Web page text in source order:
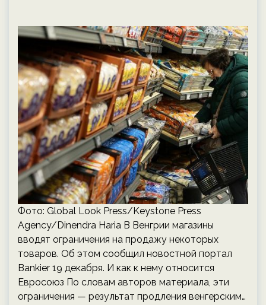
Фото: Global Look Press/Keystone Press
Agency/Dinendra Haria В Венгрии магазины
вводят ограничения на продажу некоторых
товаров. Об этом сообщил новостной портал
Bankier 19 декабря. И как к нему относится
Евросоюз По словам авторов материала, эти
ограничения — результат продления венгерским…